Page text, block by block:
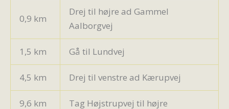
0,9 km
Drej til højre ad Gammel
Aalborgvej
1,5 km Gå til Lundvej
4,5 km Drej til venstre ad Kærupvej
9,6 km Tag Højstrupvej til højre